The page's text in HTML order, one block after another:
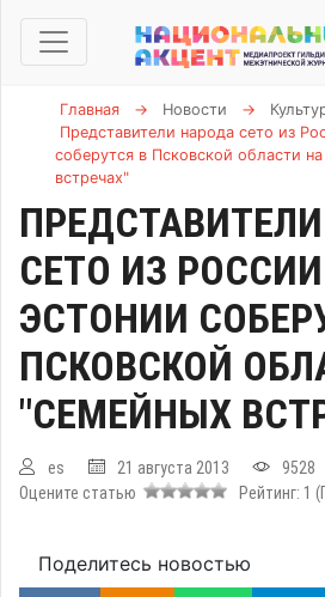
Главная → Новости →
Представители народа сето из
соберутся в Псковской области
встречах"
СЕТО ИЗ
ЭСТОНИИ
ПСКОВСКОЙ
"СЕМЕЙНЫХ
es 21 августа 2013
9528
Оцените статью
Рейтинг: 1
Поделитесь новостью